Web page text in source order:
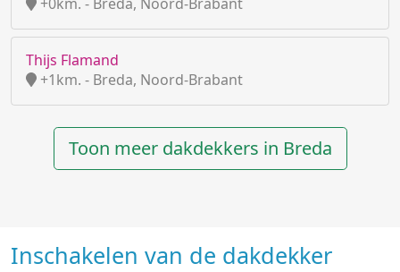
Thijs Flamand
+1km. - Breda, Noord-Brabant
Toon meer dakdekkers in Breda
Inschakelen van de dakdekker